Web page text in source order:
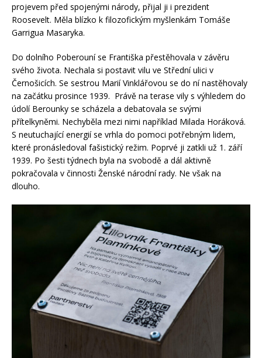
projevem před spojenými národy, přijal ji i prezident
Roosevelt. Měla blízko k filozofickým myšlenkám Tomáše
Garrigua Masaryka.
Do dolního Poberouní se Františka přestěhovala v závěru
svého života. Nechala si postavit vilu ve Střední ulici v
Černošicích. Se sestrou Marií Vinklářovou se do ní nastěhovaly
na začátku prosince 1939. Právě na terase vily s výhledem do
údolí Berounky se scházela a debatovala se svými
přítelkyněmi. Nechyběla mezi nimi například Milada Horáková.
S neutuchající energií se vrhla do pomoci potřebným lidem,
které pronásledoval fašistický režim. Poprvé ji zatkli už 1. září
1939. Po šesti týdnech byla na svobodě a dál aktivně
pokračovala v činnosti Ženské národní rady. Ne však na
dlouho.